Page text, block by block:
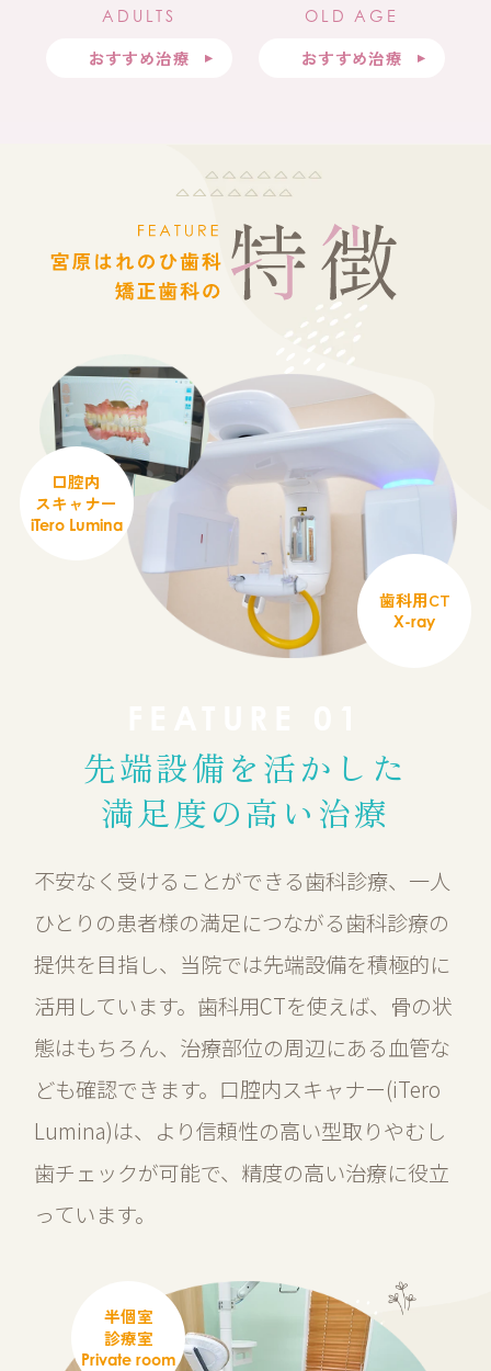
ADULTS
おすすめ治療
OLD AGE
おすすめ治療
口腔内
スキャナー
iTero Lumina
歯科用CT
X-ray
先端設備を活かした
満足度の高い治療
不安なく受けることができる歯科診療、一人
ひとりの患者様の満足につながる歯科診療の
提供を目指し、当院では先端設備を積極的に
活用しています。歯科用CTを使えば、骨の状
態はもちろん、治療部位の周辺にある血管な
ども確認できます。口腔内スキャナー(iTero
Lumina)は、より信頼性の高い型取りやむし
歯チェックが可能で、精度の高い治療に役立
っています。
半個室
診療室
Private room